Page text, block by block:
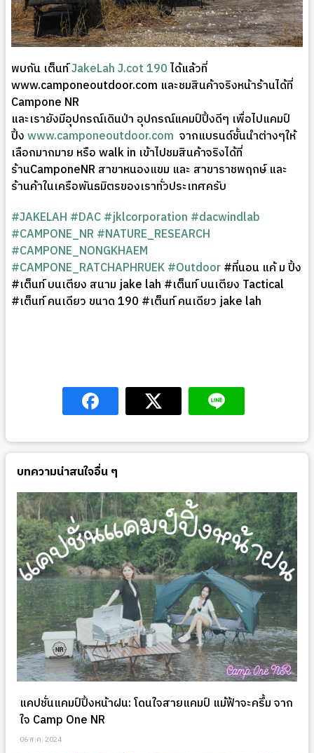
พบกัน เต็นท์JakeLah J.cot 190ได้แล้วที่
www.camponeoutdoor.com และชมสินค้าจริงหน้าร้านได้ที่
Campone NR
และเรายังมีอุปกรณ์เดินป่า อุปกรณ์แคมป์ปิ้งดีๆ เพื่อไปแคมป์
ปิ้งwww.camponeoutdoor.com จากแบรนด์ชั้นนำต่างๆให้
เลือกมากมาย หรือ walk in เข้าไปชมสินค้าจริงได้ที่
ร้านCamponeNR สาขาหนองแขม และ สาขาราชพฤกษ์ และ
ร้านค้าในเครือพันธมิตรของเราทั่วประเทศครับ
#JAKELAH #DAC#jklcorporation #dacwindlab
#CAMPONE_NR #NATURE_RESEARCH
#CAMPONE_NONGKHAEM
#CAMPONE_RATCHAPHRUEK#Outdoor#ที่นอน แค้ ม ปิ้ง
#เต็นท์ บนเตียง สนาม jake lah #เต็นท์ บนเตียง Tactical
#เต็นท์ คนเดียว ขนาด 190 #เต็นท์ คนเดียว jake lah
บทความน่าสนใจอื่น ๆ
แคปชั่นแคมป์ปิ้งหน้าฝน: โดนใจสายแคมป์ แม้ฟ้าจะครึ้ม จาก
ใจ Camp One NR
06 ส.ค. 2024